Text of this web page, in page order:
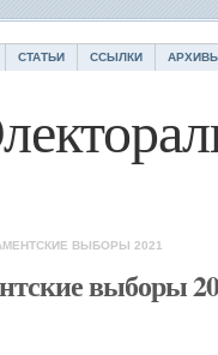
СТАТЬИ ССЫЛКИ
ВЫБОРЫ 2021
выборы